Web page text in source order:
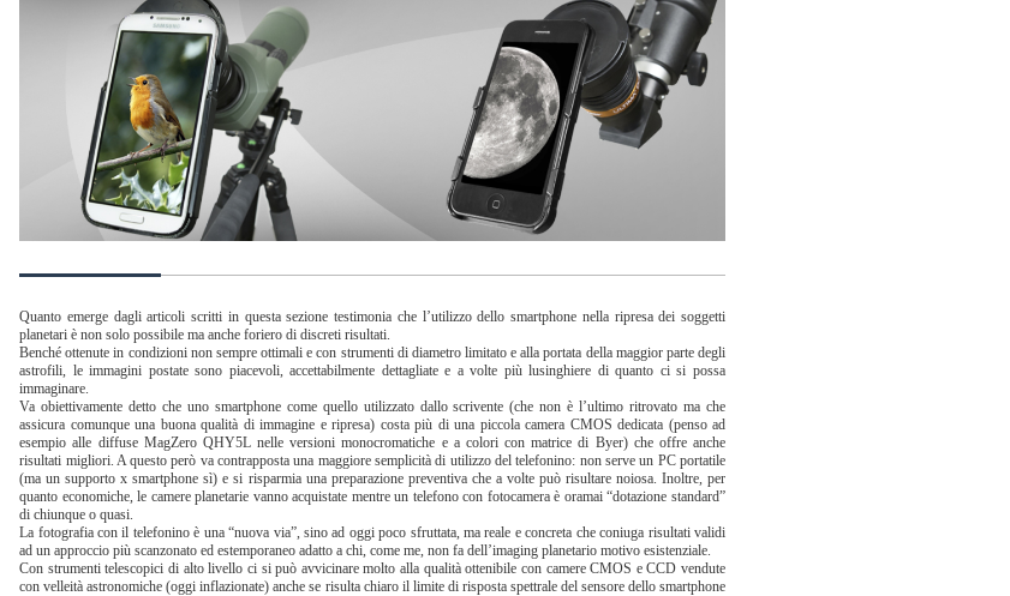
Quanto emerge dagli articoli scritti in questa sezione testimonia che l’utilizzo dello smartphone nella ripresa dei soggetti
planetari è non solo possibile ma anche foriero di discreti risultati.
Benché ottenute in condizioni non sempre ottimali e con strumenti di diametro limitato e alla portata della maggior parte degli
astrofili, le immagini postate sono piacevoli, accettabilmente dettagliate e a volte più lusinghiere di quanto ci si possa
immaginare.
Va obiettivamente detto che uno smartphone come quello utilizzato dallo scrivente (che non è l’ultimo ritrovato ma che
assicura comunque una buona qualità di immagine e ripresa) costa più di una piccola camera CMOS dedicata (penso ad
esempio alle diffuse MagZero QHY5L nelle versioni monocromatiche e a colori con matrice di Byer) che offre anche
risultati migliori. A questo però va contrapposta una maggiore semplicità di utilizzo del telefonino: non serve un PC portatile
(ma un supporto x smartphone sì) e si risparmia una preparazione preventiva che a volte può risultare noiosa. Inoltre, per
quanto economiche, le camere planetarie vanno acquistate mentre un telefono con fotocamera è oramai “dotazione standard”
di chiunque o quasi.
La fotografia con il telefonino è una “nuova via”, sino ad oggi poco sfruttata, ma reale e concreta che coniuga risultati validi
ad un approccio più scanzonato ed estemporaneo adatto a chi, come me, non fa dell’imaging planetario motivo esistenziale.
Con strumenti telescopici di alto livello ci si può avvicinare molto alla qualità ottenibile con camere CMOS e CCD vendute
con velleità astronomiche (oggi inflazionate) anche se risulta chiaro il limite di risposta spettrale del sensore dello smartphone